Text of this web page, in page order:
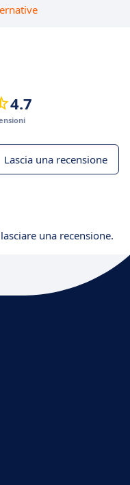
4.7
Lascia una recensione
una recensione.